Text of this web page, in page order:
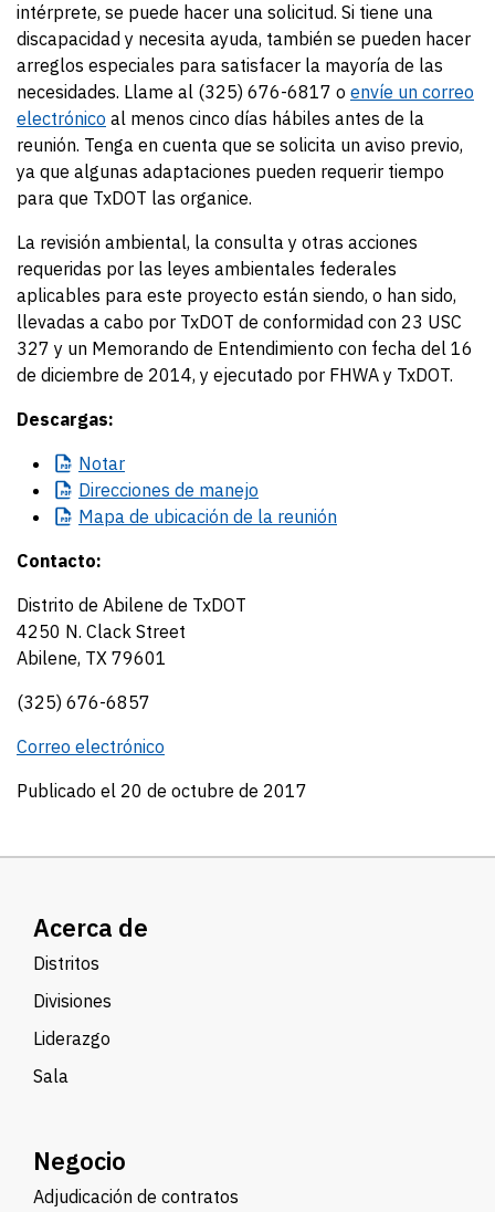
intérprete, se puede hacer una solicitud. Si tiene una
discapacidad y necesita ayuda, también se pueden hacer
arreglos especiales para satisfacer la mayoría de las
necesidades. Llame al (325) 676-6817 o envíe un correo
electrónico al menos cinco días hábiles antes de la
reunión. Tenga en cuenta que se solicita un aviso previo,
ya que algunas adaptaciones pueden requerir tiempo
para que TxDOT las organice.
La revisión ambiental, la consulta y otras acciones
requeridas por las leyes ambientales federales
aplicables para este proyecto están siendo, o han sido,
llevadas a cabo por TxDOT de conformidad con 23 USC
327 y un Memorando de Entendimiento con fecha del 16
de diciembre de 2014, y ejecutado por FHWA y TxDOT.
Descargas:
Notar
Direcciones de manejo
Mapa de ubicación de la reunión
Contacto:
Distrito de Abilene de TxDOT
4250 N. Clack Street
Abilene, TX 79601
(325) 676-6857
Correo electrónico
Publicado el 20 de octubre de 2017
Acerca de
Distritos
Divisiones
Liderazgo
Sala
Negocio
Adjudicación de contratos